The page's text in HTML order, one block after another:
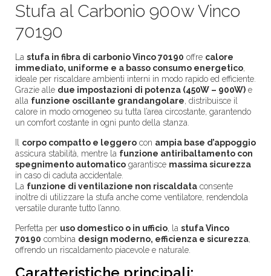
Stufa al Carbonio 900w Vinco
70190
La stufa in fibra di carbonio Vinco 70190 offre calore
immediato, uniforme e a basso consumo energetico,
ideale per riscaldare ambienti interni in modo rapido ed efficiente.
Grazie alle due impostazioni di potenza (450W – 900W) e
alla funzione oscillante grandangolare, distribuisce il
calore in modo omogeneo su tutta l’area circostante, garantendo
un comfort costante in ogni punto della stanza.
corpo compatto e leggero con ampia base d’appoggio
assicura stabilità, mentre la funzione antiribaltamento con
spegnimento automatico garantisce massima sicurezza
in caso di caduta accidentale.
La funzione di ventilazione non riscaldata consente
inoltre di utilizzare la stufa anche come ventilatore, rendendola
versatile durante tutto l’anno.
Perfetta per uso domestico o in ufficio, la stufa Vinco
70190 combina design moderno, efficienza e sicurezza,
offrendo un riscaldamento piacevole e naturale.